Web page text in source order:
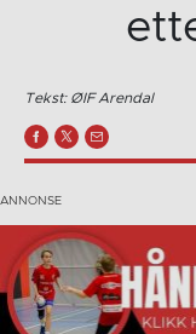
Tekst: ØIF Arendal